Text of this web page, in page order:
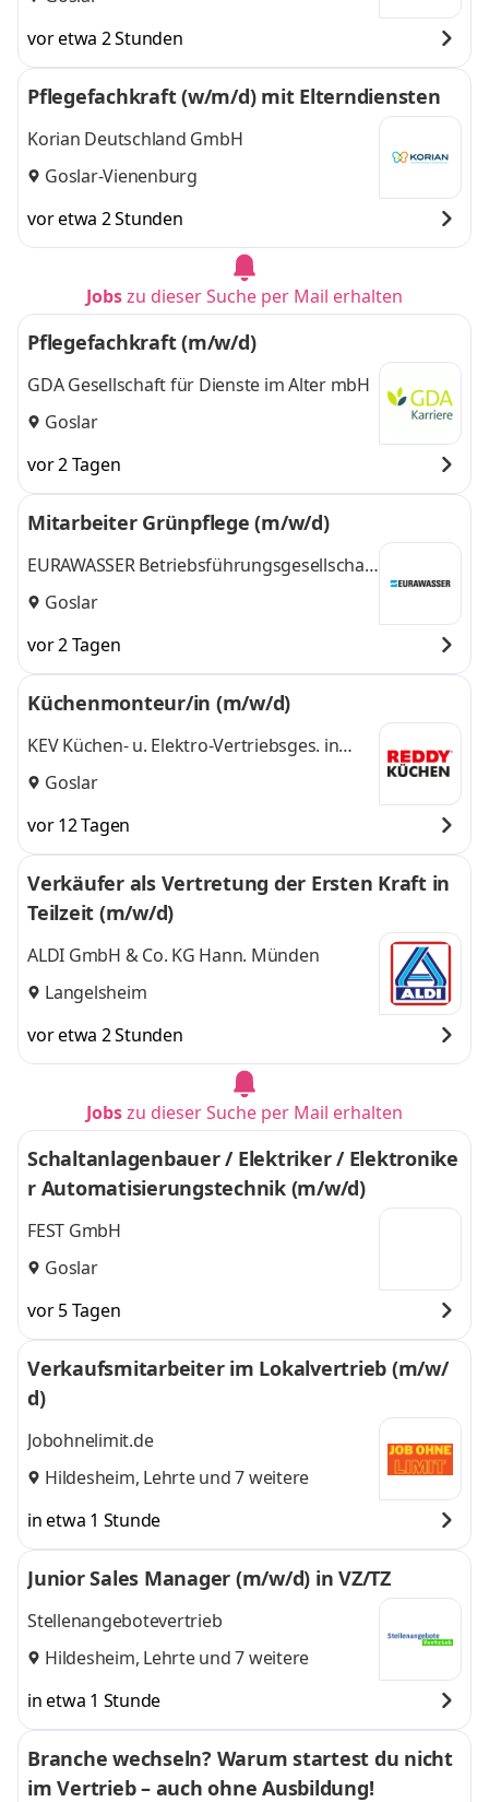
vor etwa 2 Stunden
Pflegefachkraft (w/m/d) mit Elterndiensten
Korian Deutschland GmbH
Goslar-Vienenburg
vor etwa 2 Stunden
Jobszu dieser Suche per Mail erhalten
Pflegefachkraft (m/w/d)
GDA Gesellschaft für Dienste im Alter mbH
Goslar
vor 2 Tagen
Mitarbeiter Grünpflege (m/w/d)
EURAWASSER Betriebsführungsgesellschaft
mbHGoslar
vor 2 Tagen
Küchenmonteur/in (m/w/d)
KEV Küchen- u. Elektro-Vertriebsges. in
Sachsen-Anhalt mbH
Goslar
vor 12 Tagen
Verkäufer als Vertretung der Ersten Kraft in
Teilzeit (m/w/d)
ALDI GmbH & Co. KG Hann. Münden
Langelsheim
vor etwa 2 Stunden
Jobszu dieser Suche per Mail erhalten
Schaltanlagenbauer / Elektriker / Elektronike
r Automatisierungstechnik (m/w/d)
FEST GmbH
Goslar
vor 5 Tagen
Verkaufsmitarbeiter im Lokalvertrieb (m/w/
d)
Jobohnelimit.de
Hildesheim, Lehrteund 7 weitere
in etwa 1 Stunde
Junior Sales Manager (m/w/d) in VZ/TZ
Stellenangebotevertrieb
Hildesheim, Lehrteund 7 weitere
in etwa 1 Stunde
Branche wechseln? Warum startest du nicht
im Vertrieb – auch ohne Ausbildung!